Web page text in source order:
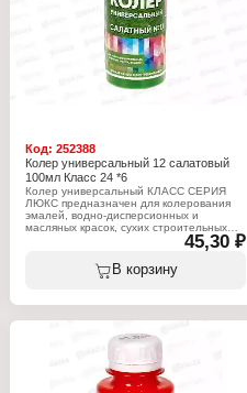
Цвет: №19 небесный
Состав: пигменты, функциональные
добавки, консервант в таре, вода
Объем: 100 мл
Код: 252388
Колер универсальный 12 салатовый
100мл Класс 24 *6
Колер универсальный КЛАСС СЕРИЯ
ЛЮКС предназначен для колерования
эмалей, водно-дисперсионных и
масляных красок, сухих строительных
смесей, растворов, побелочных и других
составов. Применяется для внутренних и
наружных работ. Позволяет получить
неограниченное количество цветов и
Производитель: Континенталь
Торговая марка: КЛАСС
Линейка: Класс 24
Тип товара: Колер
Назначение: универсальный, для красок
45,30 ₽
В корзину